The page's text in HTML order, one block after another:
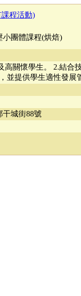
程活動)
小團體課程(烘焙)
高關懷學生。 2.結合
並提供學生適性發展
干城街88號